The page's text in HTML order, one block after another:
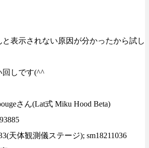
表示されない原因が分かったから試し
しです(^^ゞ
さん(Lat式 Miku Hood Beta)
天体観測儀ステージ); sm18211036